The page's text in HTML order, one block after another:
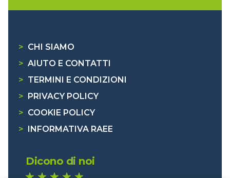
> CHI SIAMO
> AIUTO E CONTATTI
> TERMINI E CONDIZIONI
>
PRIVACY POLICY
> COOKIE POLICY
>
INFORMATIVA RAEE
Dicono di noi